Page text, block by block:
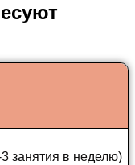
занятия в неделю)